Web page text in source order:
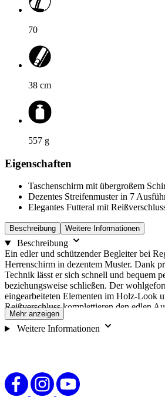
70
38 cm
557 g
Eigenschaften
Taschenschirm mit übergroßem
Dezentes Streifenmuster in 7
Elegantes Futteral mit
Beschreibung Weitere Informationen
Beschreibung
Ein edler und schützender Begleiter bei
Herrenschirm in dezentem Muster. Dank
Technik lässt er sich schnell und bequem
beziehungsweise schließen. Der
eingearbeiteten Elementen im Holz-Look
Reißverschluss komplettieren den edlen
Der Übergrößen-Schirm hat eine enorme
gleich zwei Personen gleichzeitig Schutz
Lieferung enthält eine farblich passende
aus Fiberglas, Stahl und Carbonsteel
Streben im Schirmdach Schnelles
Mehr anzeigen
Weitere Informationen